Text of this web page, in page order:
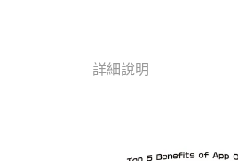
預購-7-11取貨付款(舊)
每筆NT$90，滿NT$3,000(含以上)免運費
詳細說明